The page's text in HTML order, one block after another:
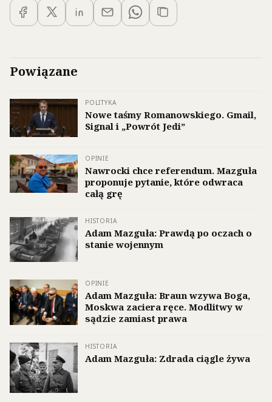
Powiązane
POLITYKA
Nowe taśmy Romanowskiego. Gmail,
Signal i „Powrót Jedi”
OPINIE
Nawrocki chce referendum. Mazguła
proponuje pytanie, które odwraca
całą grę
HISTORIA
Adam Mazguła: Prawdą po oczach o
stanie wojennym
OPINIE
Adam Mazguła: Braun wzywa Boga,
Moskwa zaciera ręce. Modlitwy w
sądzie zamiast prawa
HISTORIA
Adam Mazguła: Zdrada ciągle żywa